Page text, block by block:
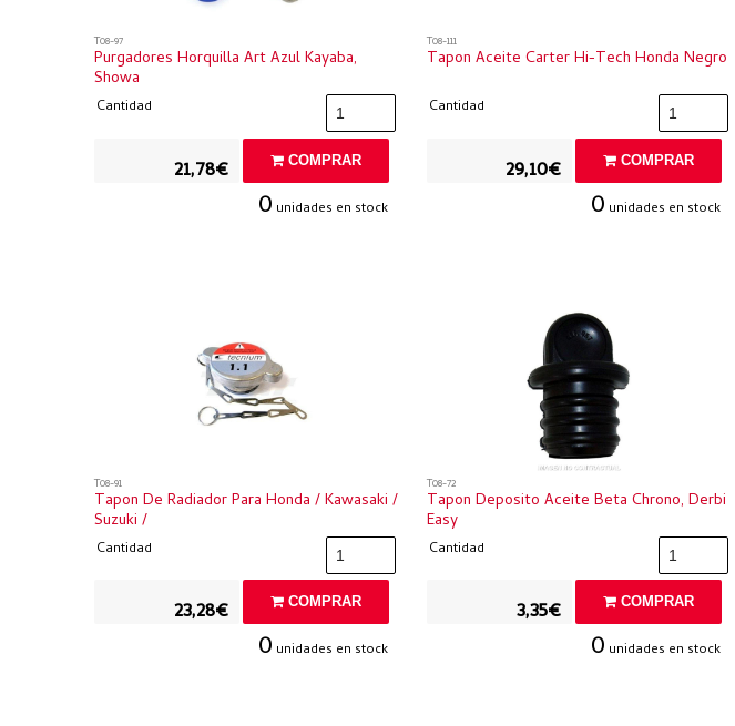
T08-97
Purgadores Horquilla Art Azul Kayaba,
Showa
Cantidad
21,78€ COMPRAR
0 unidades en stock
T08-111
Tapon Aceite Carter Hi-Tech Honda Negro
Cantidad
29,10€ COMPRAR
0 unidades en stock
T08-91
Tapon De Radiador Para Honda / Kawasaki /
Suzuki /
Cantidad
23,28€ COMPRAR
0 unidades en stock
T08-72
Tapon Deposito Aceite Beta Chrono, Derbi
Easy
Cantidad
3,35€ COMPRAR
0 unidades en stock